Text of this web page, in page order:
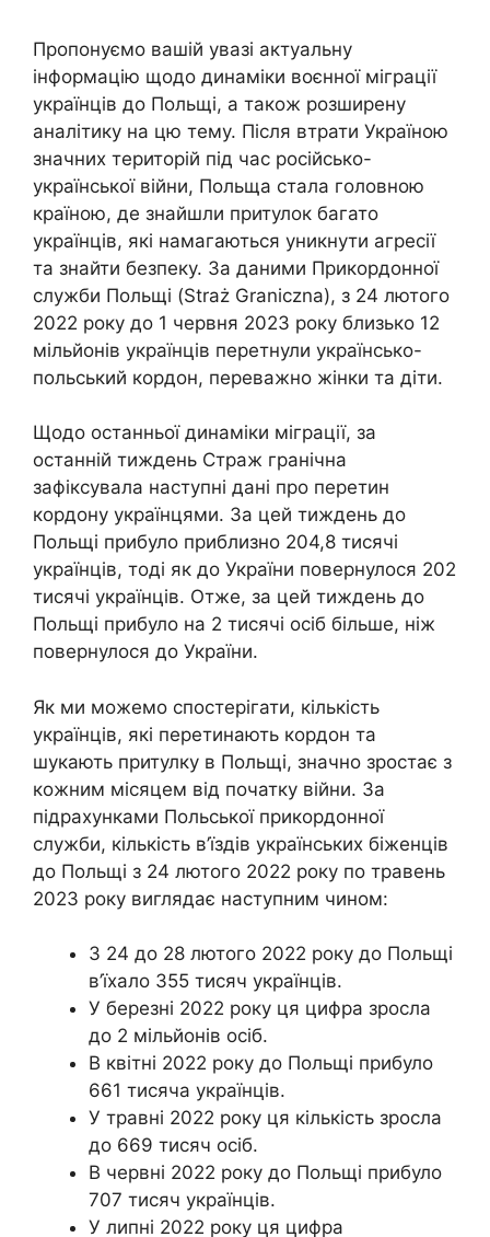
Пропонуємо вашій увазі актуальну
інформацію щодо динаміки воєнної міграції
українців до Польщі, а також розширену
аналітику на цю тему. Після втрати Україною
значних територій під час російсько-
української війни, Польща стала головною
країною, де знайшли притулок багато
українців, які намагаються уникнути агресії
та знайти безпеку. За даними Прикордонної
служби Польщі (Straż Graniczna), з 24 лютого
2022 року до 1 червня 2023 року близько 12
мільйонів українців перетнули українсько-
польський кордон, переважно жінки та діти.
Щодо останньої динаміки міграції, за
останній тиждень Страж гранічна
зафіксувала наступні дані про перетин
кордону українцями. За цей тиждень до
Польщі прибуло приблизно 204,8 тисячі
українців, тоді як до України повернулося 202
тисячі українців. Отже, за цей тиждень до
Польщі прибуло на 2 тисячі осіб більше, ніж
повернулося до України.
Як ми можемо спостерігати, кількість
українців, які перетинають кордон та
шукають притулку в Польщі, значно зростає з
кожним місяцем від початку війни. За
підрахунками Польської прикордонної
служби, кількість в’їздів українських біженців
до Польщі з 24 лютого 2022 року по травень
2023 року виглядає наступним чином:
З 24 до 28 лютого 2022 року до Польщі
в’їхало 355 тисяч українців.
У березні 2022 року ця цифра зросла
до 2 мільйонів осіб.
В квітні 2022 року до Польщі прибуло
661 тисяча українців.
У травні 2022 року ця кількість зросла
до 669 тисяч осіб.
В червні 2022 року до Польщі прибуло
707 тисяч українців.
У липні 2022 року ця цифра